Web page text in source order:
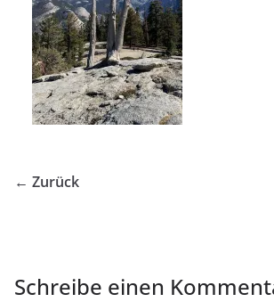
← Zurück
Schreibe einen